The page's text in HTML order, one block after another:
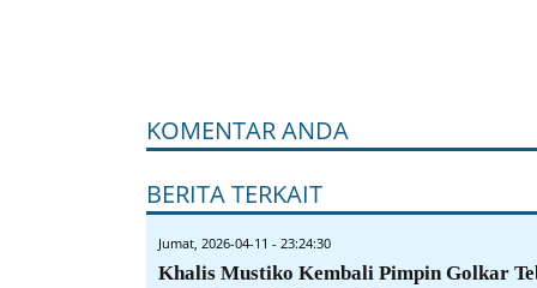
KOMENTAR ANDA
BERITA TERKAIT
Jumat, 2026-04-11 - 23:24:30
Khalis Mustiko Kembali Pimpin Golkar